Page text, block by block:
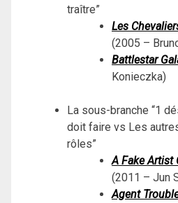
traître”
Les
(2005 –
Battlestar
Konieczka)
La sous-branche “1
doit faire vs Les
rôles”
A Fake Artist
(2011 – Jun
Agent